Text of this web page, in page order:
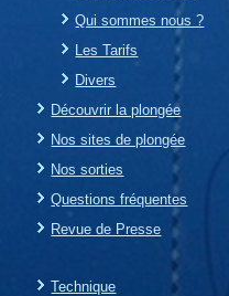
Qui sommes nous ?
Les Tarifs
Divers
Découvrir la plongée
Nos sites de plongée
Nos sorties
Questions fréquentes
Revue de Presse
Technique